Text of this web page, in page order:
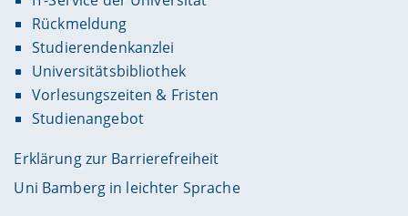
Rückmeldung
Studierendenkanzlei
Universitätsbibliothek
Vorlesungszeiten & Fristen
Studienangebot
Erklärung zur Barrierefreiheit
Uni Bamberg in leichter Sprache